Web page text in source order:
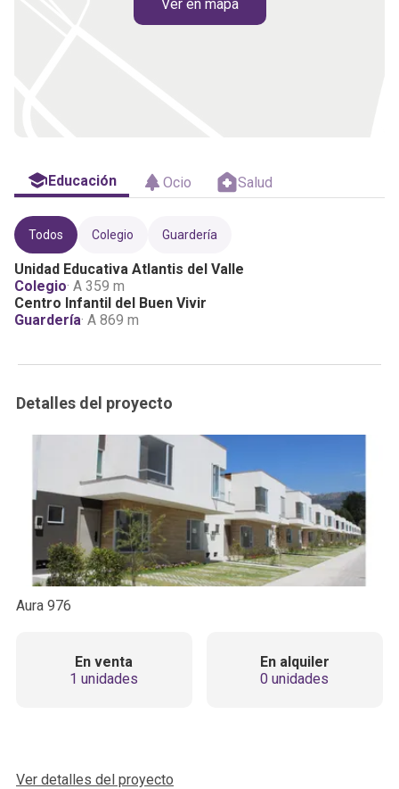
Ver en mapa
Educación Ocio Salud
Todos Colegio Guardería
Unidad Educativa Atlantis del Valle
Colegio· A 359 m
Centro Infantil del Buen Vivir
Guardería· A 869 m
Detalles del proyecto
Aura 976
En venta
1 unidades
En alquiler
0 unidades
Ver detalles del proyecto